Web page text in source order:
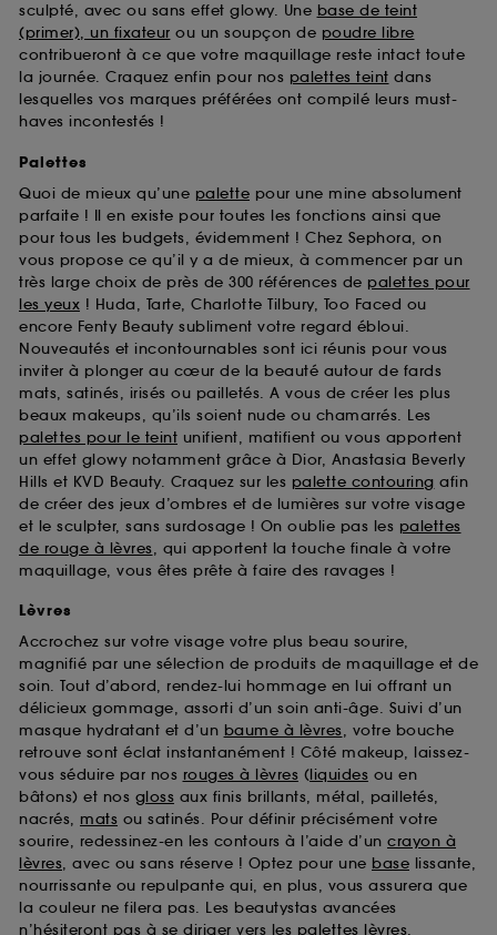
sculpté, avec ou sans effet glowy. Une base de teint
(primer), un fixateur ou un soupçon de poudre libre
contribueront à ce que votre maquillage reste intact toute
la journée. Craquez enfin pour nos palettes teint dans
lesquelles vos marques préférées ont compilé leurs must-
haves incontestés !
Palettes
Quoi de mieux qu’une palette pour une mine absolument
parfaite ! Il en existe pour toutes les fonctions ainsi que
pour tous les budgets, évidemment ! Chez Sephora, on
vous propose ce qu’il y a de mieux, à commencer par un
très large choix de près de 300 références de palettes pour
les yeux ! Huda, Tarte, Charlotte Tilbury, Too Faced ou
encore Fenty Beauty subliment votre regard ébloui.
Nouveautés et incontournables sont ici réunis pour vous
inviter à plonger au cœur de la beauté autour de fards
mats, satinés, irisés ou pailletés. A vous de créer les plus
beaux makeups, qu’ils soient nude ou chamarrés. Les
palettes pour le teint unifient, matifient ou vous apportent
un effet glowy notamment grâce à Dior, Anastasia Beverly
Hills et KVD Beauty. Craquez sur les palette contouring afin
de créer des jeux d’ombres et de lumières sur votre visage
et le sculpter, sans surdosage ! On oublie pas les palettes
de rouge à lèvres, qui apportent la touche finale à votre
maquillage, vous êtes prête à faire des ravages !
Lèvres
Accrochez sur votre visage votre plus beau sourire,
magnifié par une sélection de produits de maquillage et de
soin. Tout d’abord, rendez-lui hommage en lui offrant un
délicieux gommage, assorti d’un soin anti-âge. Suivi d’un
masque hydratant et d’un baume à lèvres, votre bouche
retrouve sont éclat instantanément ! Côté makeup, laissez-
vous séduire par nos rouges à lèvres (liquides ou en
bâtons) et nos gloss aux finis brillants, métal, pailletés,
nacrés, mats ou satinés. Pour définir précisément votre
sourire, redessinez-en les contours à l’aide d’un crayon à
lèvres, avec ou sans réserve ! Optez pour une base lissante,
nourrissante ou repulpante qui, en plus, vous assurera que
la couleur ne filera pas. Les beautystas avancées
n’hésiteront pas à se diriger vers les palettes lèvres,